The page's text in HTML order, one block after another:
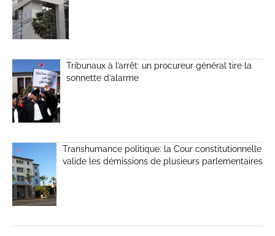
Tribunaux à l’arrêt: un procureur général tire la
sonnette d’alarme
Transhumance politique: la Cour constitutionnelle
valide les démissions de plusieurs parlementaires